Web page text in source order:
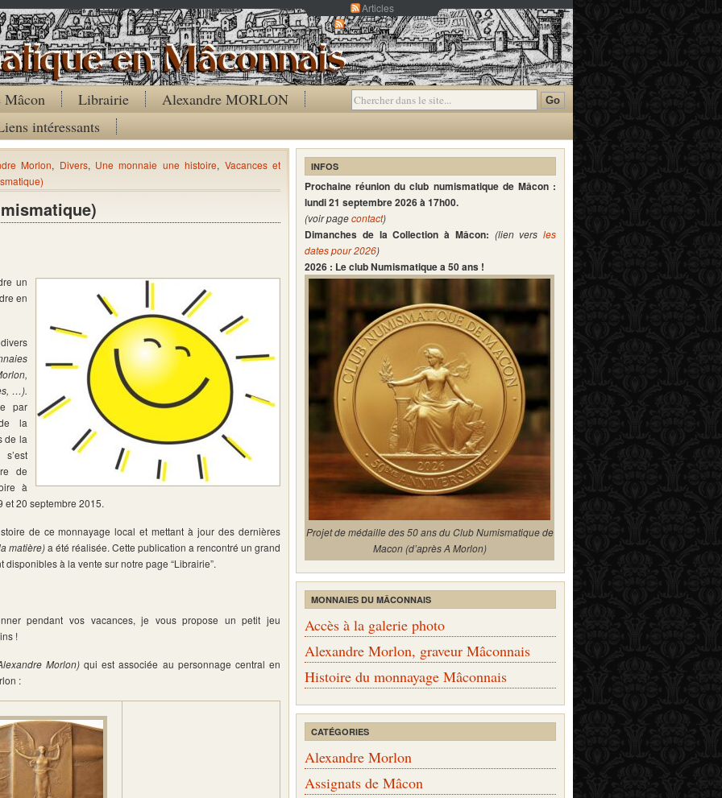
Articles
Commentaires
Mâcon Librairie
Alexandre MORLON
intéressants
Morlon, Divers, Une monnaie une histoire, Vacances et
un
en
…).
par
la
de la
de
à
et 20 septembre 2015.
de ce monnayage local et mettant à jour des dernières
matière)a été réalisée. Cette publication a rencontré un grand
à la vente sur notre page “Librairie”.
pendant vos vacances, je vous propose un petit jeu
!
Morlon)qui est associée au personnage central en
:
INFOS
Prochaine réunion du club numismatique de Mâcon :
lundi 21 septembre 2026 à 17h00.
(voir pagecontact)
Dimanches de la Collection à Mâcon: (lien vers les
dates pour 2026)
2026 : Le club Numismatique a 50 ans !
Projet de médaille des 50 ans du Club Numismatique de
Macon (d’après A Morlon)
MONNAIES DU MÂCONNAIS
Accès à la galerie photo
Alexandre Morlon, graveur Mâconnais
Histoire du monnayage Mâconnais
CATÉGORIES
Alexandre Morlon
Assignats de Mâcon